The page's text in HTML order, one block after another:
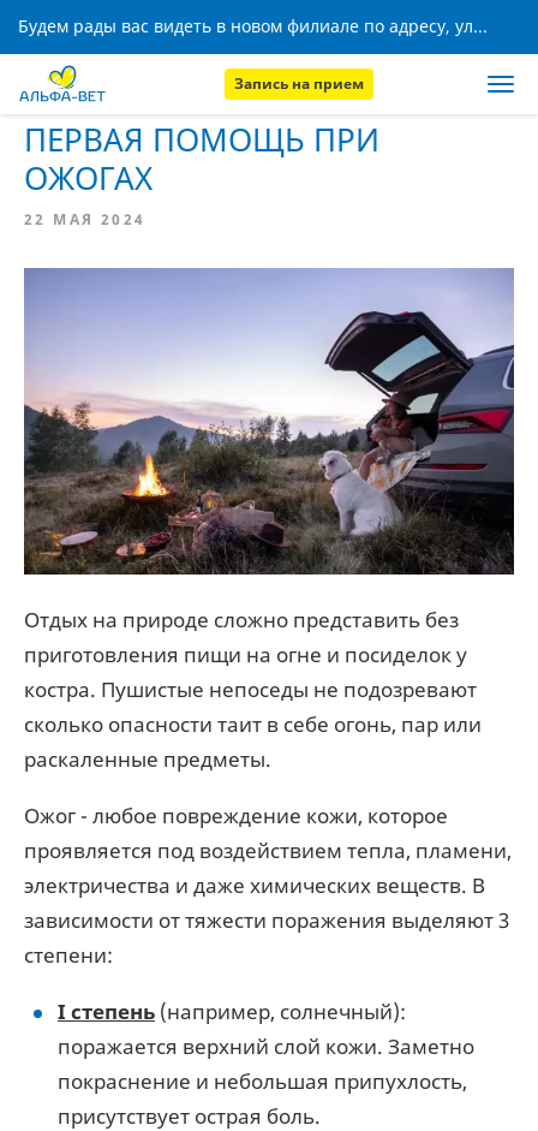
Будем рады вас видеть в новом филиале по адресу, ул. Кижеватова, 8!
Запись на прием
Главная
ПЕРВАЯ ПОМОЩЬ ПРИ
ОЖОГАХ
22 МАЯ 2024
Отдых на природе сложно представить без
приготовления пищи на огне и посиделок у
костра. Пушистые непоседы не подозревают
сколько опасности таит в себе огонь, пар или
раскаленные предметы.
Ожог - любое повреждение кожи, которое
проявляется под воздействием тепла, пламени,
электричества и даже химических веществ. В
зависимости от тяжести поражения выделяют 3
степени:
I степень (например, солнечный):
поражается верхний слой кожи. Заметно
покраснение и небольшая припухлость,
присутствует острая боль.